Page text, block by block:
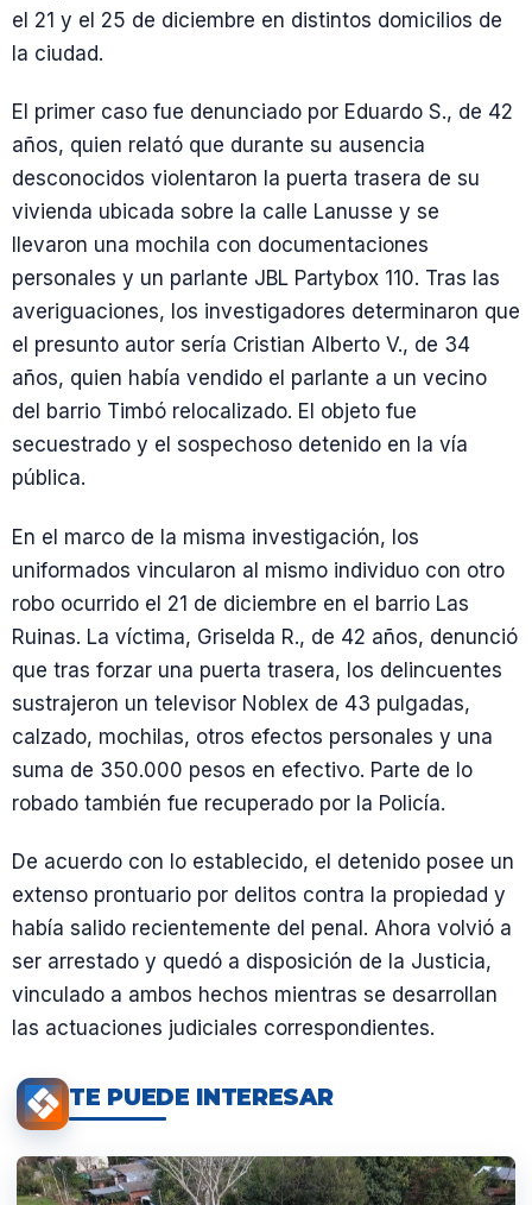
el 21 y el 25 de diciembre en distintos domicilios de
la ciudad.
El primer caso fue denunciado por Eduardo S., de 42
años, quien relató que durante su ausencia
desconocidos violentaron la puerta trasera de su
vivienda ubicada sobre la calle Lanusse y se
llevaron una mochila con documentaciones
personales y un parlante JBL Partybox 110. Tras las
averiguaciones, los investigadores determinaron que
el presunto autor sería Cristian Alberto V., de 34
años, quien había vendido el parlante a un vecino
del barrio Timbó relocalizado. El objeto fue
secuestrado y el sospechoso detenido en la vía
pública.
En el marco de la misma investigación, los
uniformados vincularon al mismo individuo con otro
robo ocurrido el 21 de diciembre en el barrio Las
Ruinas. La víctima, Griselda R., de 42 años, denunció
que tras forzar una puerta trasera, los delincuentes
sustrajeron un televisor Noblex de 43 pulgadas,
calzado, mochilas, otros efectos personales y una
suma de 350.000 pesos en efectivo. Parte de lo
robado también fue recuperado por la Policía.
De acuerdo con lo establecido, el detenido posee un
extenso prontuario por delitos contra la propiedad y
había salido recientemente del penal. Ahora volvió a
ser arrestado y quedó a disposición de la Justicia,
vinculado a ambos hechos mientras se desarrollan
las actuaciones judiciales correspondientes.
TE PUEDE INTERESAR